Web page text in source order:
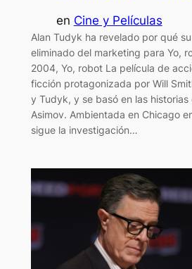
en Cine y Películas
Alan Tudyk ha revelado por qué
eliminado del marketing para Yo,
2004, Yo, robot La película de
ficción protagonizada por Will
y Tudyk, y se basó en las
Asimov. Ambientada en Chicago
sigue la investigación…